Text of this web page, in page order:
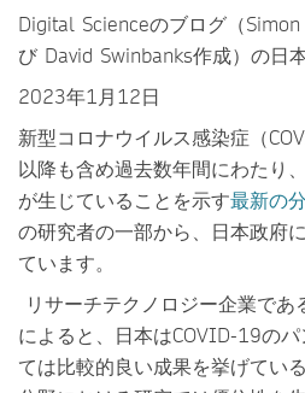
Digital Scienceのブログ（
び David Swinbanks作成）の日
2023年1月12日
新型コロナウイルス感染症（
以降も含め過去数年間にわたり
が生じていることを示す最新の
の研究者の一部から、日本政府
ています。
リサーチテクノロジー企業であ
によると、日本はCOVID-19の
ては比較的良い成果を挙げてい